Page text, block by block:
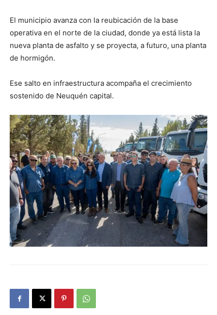
El municipio avanza con la reubicación de la base
operativa en el norte de la ciudad, donde ya está lista la
nueva planta de asfalto y se proyecta, a futuro, una planta
de hormigón.
Ese salto en infraestructura acompaña el crecimiento
sostenido de Neuquén capital.